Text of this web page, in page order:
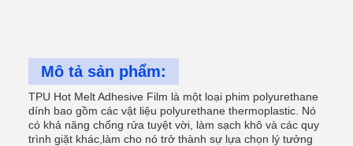
Mô tả sản phẩm:
TPU Hot Melt Adhesive Film là một loại phim polyurethane
dính bao gồm các vật liệu polyurethane thermoplastic. Nó
có khả năng chống rửa tuyệt vời, làm sạch khô và các quy
trình giặt khác,làm cho nó trở thành sự lựa chọn lý tưởng